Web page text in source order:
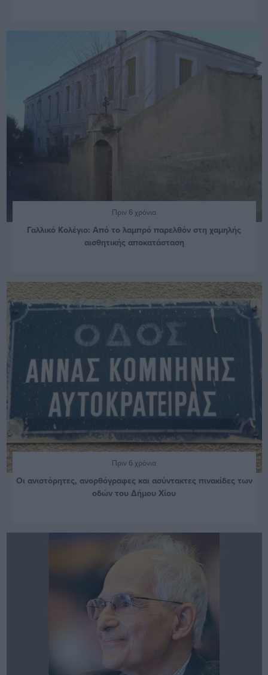
Πριν 6 χρόνια
Γαλλικό Κολέγιο: Από το λαμπρό παρελθόν στη χαμηλής
αισθητικής αποκατάσταση
Πριν 6 χρόνια
Οι ανιστόρητες, ανορθόγραφες και ασύντακτες πινακίδες των
οδών του Δήμου Χίου